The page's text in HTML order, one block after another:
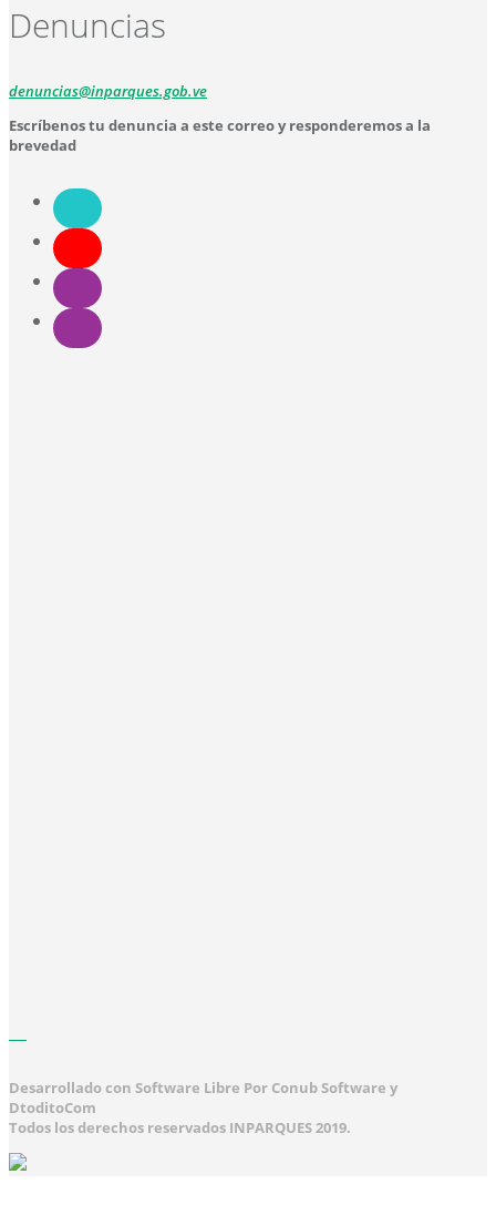
Denuncias
denuncias@inparques.gob.ve
Escríbenos tu denuncia a este correo y responderemos a la
brevedad
Desarrollado con Software Libre Por Conub Software y
DtoditoCom
Todos los derechos reservados INPARQUES 2019.